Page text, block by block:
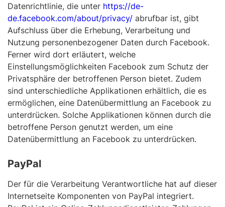
Datenrichtlinie, die unter https://de-
de.facebook.com/about/privacy/ abrufbar ist, gibt
Aufschluss über die Erhebung, Verarbeitung und
Nutzung personenbezogener Daten durch Facebook.
Ferner wird dort erläutert, welche
Einstellungsmöglichkeiten Facebook zum Schutz der
Privatsphäre der betroffenen Person bietet. Zudem
sind unterschiedliche Applikationen erhältlich, die es
ermöglichen, eine Datenübermittlung an Facebook zu
unterdrücken. Solche Applikationen können durch die
betroffene Person genutzt werden, um eine
Datenübermittlung an Facebook zu unterdrücken.
PayPal
Der für die Verarbeitung Verantwortliche hat auf dieser
Internetseite Komponenten von PayPal integriert.